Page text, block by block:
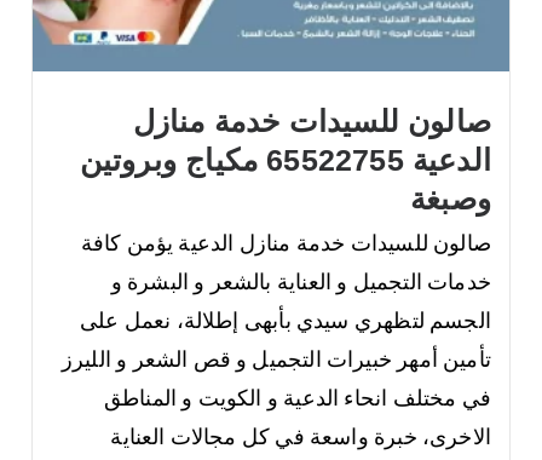
صالون للسيدات خدمة منازل
الدعية 65522755 مكياج وبروتين
وصبغة
صالون للسيدات خدمة منازل الدعية يؤمن كافة
خدمات التجميل و العناية بالشعر و البشرة و
الجسم لتظهري سيدي بأبهى إطلالة، نعمل على
تأمين أمهر خبيرات التجميل و قص الشعر و الليرز
في مختلف انحاء الدعية و الكويت و المناطق
الاخرى، خبرة واسعة في كل مجالات العناية